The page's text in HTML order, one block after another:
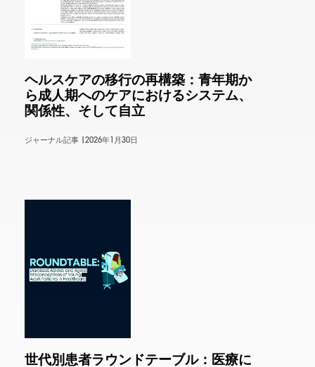
ヘルスケアの移行の再構築：青年期か
ら成人期へのケアにおけるシステム、
関係性、そして自立
ジャーナル記事 | 2026年1月30日
世代別患者ラウンドテーブル：医療に